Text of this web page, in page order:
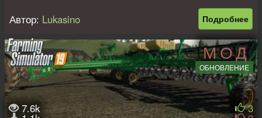
- Выбор основного цвета;
- Выбор цвета обода;
- Конфигурация кузова;
- Конфигурация бампера;
- Конфигурация колес;
- Прицепное устройство;
- Ремни фиксации;
- Динамические шланги;
- Анимированные приборы, подвеска, карданы;
Подробнее
Автор: Lukasino
МОД
ОБНОВЛЕНИЕ
7.6k 3